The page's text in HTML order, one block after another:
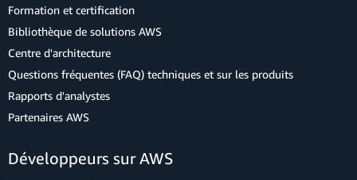
Formation et certification
Bibliothèque de solutions AWS
Centre d'architecture
Questions fréquentes (FAQ) techniques et sur les produits
Rapports d'analystes
Partenaires AWS
Développeurs sur AWS